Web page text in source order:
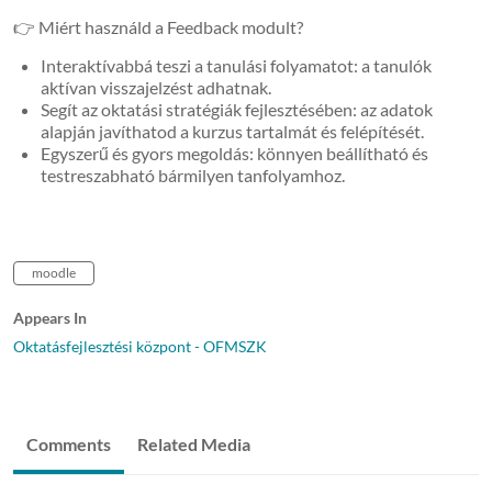
👉 Miért használd a Feedback modult?
Interaktívabbá teszi a tanulási folyamatot: a tanulók
aktívan visszajelzést adhatnak.
Segít az oktatási stratégiák fejlesztésében: az adatok
alapján javíthatod a kurzus tartalmát és felépítését.
Egyszerű és gyors megoldás: könnyen beállítható és
testreszabható bármilyen tanfolyamhoz.
moodle
Appears In
Oktatásfejlesztési központ - OFMSZK
Comments Related Media